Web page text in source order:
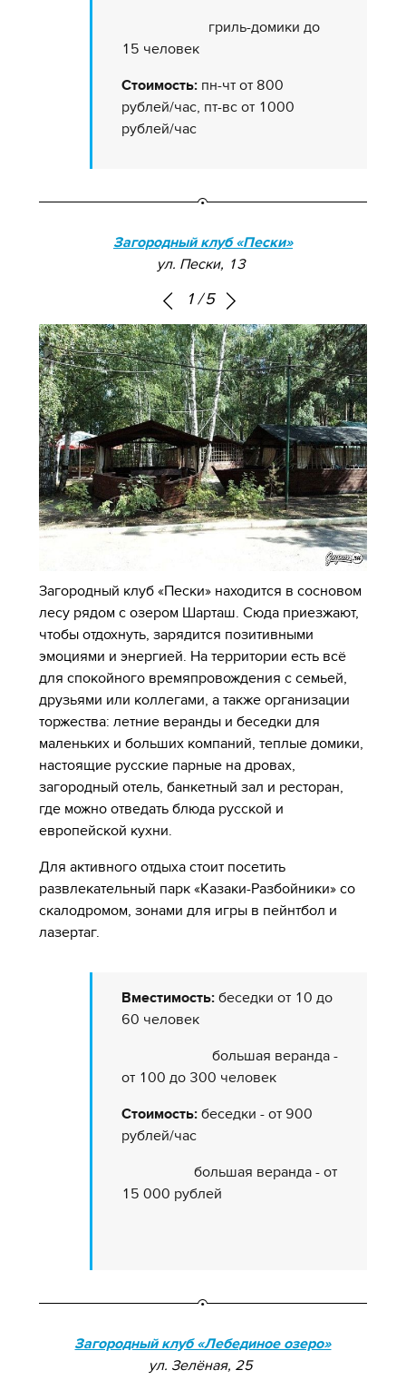
гриль-домики до
15 человек
Стоимость:пн-чт от 800
рублей/час, пт-вс от 1000
рублей/час
Загородный клуб «Пески»
ул. Пески, 13
1/5
Загородный клуб «Пески» находится в сосновом
лесу рядом с озером Шарташ. Сюда приезжают,
чтобы отдохнуть, зарядится позитивными
эмоциями и энергией. На территории есть всё
для спокойного времяпровождения с семьей,
друзьями или коллегами, а также организации
торжества: летние веранды и беседки для
маленьких и больших компаний, теплые домики,
настоящие русские парные на дровах,
загородный отель, банкетный зал и ресторан,
где можно отведать блюда русской и
европейской кухни.
Для активного отдыха стоит посетить
развлекательный парк «Казаки-Разбойники» со
скалодромом, зонами для игры в пейнтбол и
лазертаг.
Вместимость:беседки от 10 до
60 человек
большая веранда -
от 100 до 300 человек
Стоимость:беседки - от 900
рублей/час
большая веранда - от
15 000 рублей
Загородный клуб «Лебединое озеро»
ул. Зелёная, 25